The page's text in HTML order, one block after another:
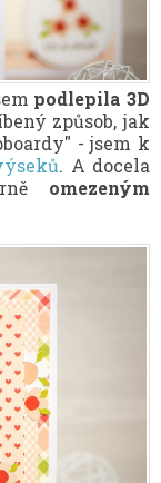
podlepila 3D
způsob, jak
- jsem k
. A docela
omezeným